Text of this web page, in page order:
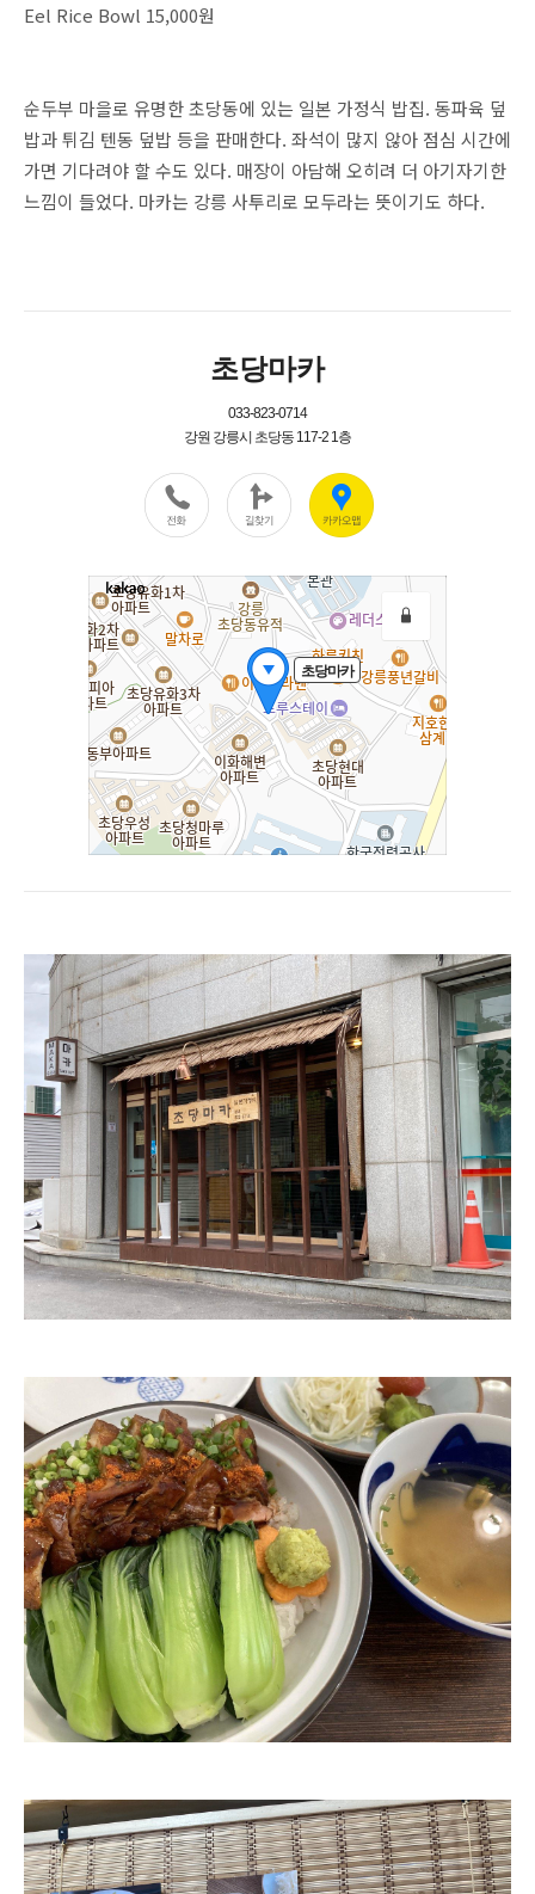
Eel Rice Bowl 15,000원
순두부 마을로 유명한 초당동에 있는 일본 가정식 밥집. 동파육 덮
밥과 튀김 텐동 덮밥 등을 판매한다. 좌석이 많지 않아 점심 시간에
가면 기다려야 할 수도 있다. 매장이 아담해 오히려 더 아기자기한
느낌이 들었다. 마카는 강릉 사투리로 모두라는 뜻이기도 하다.